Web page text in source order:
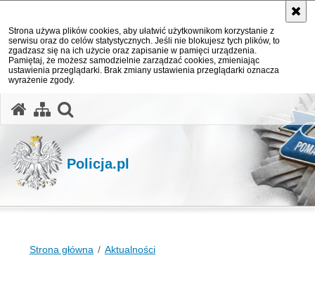
Strona używa plików cookies, aby ułatwić użytkownikom korzystanie z
serwisu oraz do celów statystycznych. Jeśli nie blokujesz tych plików, to
zgadzasz się na ich użycie oraz zapisanie w pamięci urządzenia.
Pamiętaj, że możesz samodzielnie zarządzać cookies, zmieniając
ustawienia przeglądarki. Brak zmiany ustawienia przeglądarki oznacza
wyrażenie zgody.
Policja.pl
Strona główna Aktualności